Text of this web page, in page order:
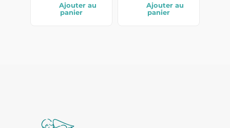
Ajouter au
panier
Ajouter au
panier